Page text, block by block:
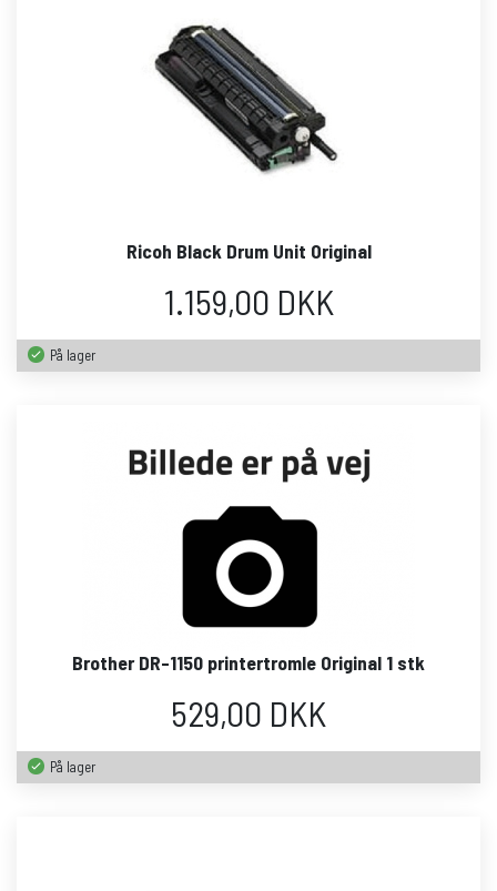
Ricoh Black Drum Unit Original
1.159,00 DKK
På lager
Brother DR-1150 printertromle Original 1 stk
529,00 DKK
På lager